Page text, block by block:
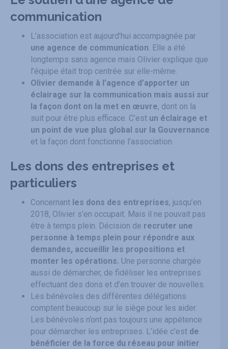
communication
L’association est aujourd’hui accompagnée par
une agence de communication . Elle a été
longtemps sans agence mais Olivier explique que
l’équipe était trop centrée sur elle-même.
Olivier demande à l’agence d’apporter un
éclairage sur la communication mais aussi sur
la façon dont on la met en œuvre, dont on la
suit pour être plus efficace. C’est un éclairage et
un point de vue plus global sur la Gouvernance
et la façon dont fonctionne l’association.
Les dons des entreprises et
particuliers
Concernant les dons des entreprises, jusqu’en
2018, Olivier s’en occupait. Mais il ne pouvait pas
être à temps plein. Décision de recruter une
personne à temps plein pour répondre aux
demandes, accueillir les propositions et
monter les opérations. Une personne chargée
aussi de démarcher, de fidéliser les entreprises
effectuant des dons et d’en trouver de nouvelles.
Les bénévoles des différentes délégations
comptent beaucoup sur le siège pour les aider.
Les bénévoles n’ont pas toujours une appétence
pour démarcher les entreprises. L’idée c’est de
bénéficier de la force du réseau pour initier